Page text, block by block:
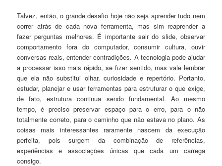
Talvez, então, o grande desafio hoje não seja aprender tudo nem
correr atrás de cada nova ferramenta, mas sim reaprender a
fazer perguntas melhores. É importante sair do slide, observar
comportamento fora do computador, consumir cultura, ouvir
conversas reais, entender contradições. A tecnologia pode ajudar
a processar isso mais rápido, se fizer sentido, mas vale lembrar
que ela não substitui olhar, curiosidade e repertório. Portanto,
estudar, planejar e usar ferramentas para estruturar o que exige,
de fato, estrutura continua sendo fundamental. Ao mesmo
tempo, é preciso preservar espaço para o erro, para o não
totalmente correto, para o caminho que não estava no plano. As
coisas mais interessantes raramente nascem da execução
perfeita, pois surgem da combinação de referências,
experiências e associações únicas que cada um carrega
consigo.